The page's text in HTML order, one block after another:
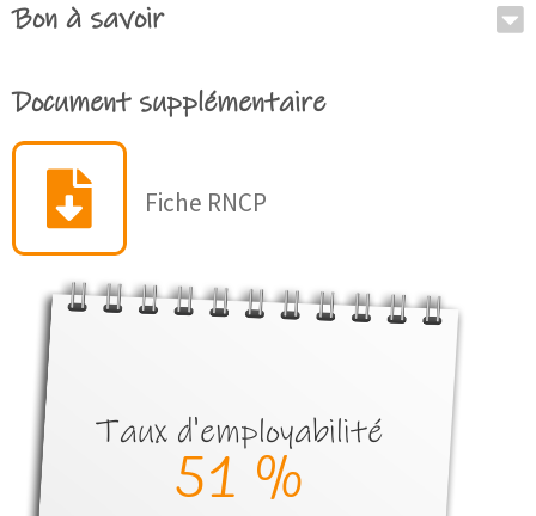
Bon à savoir
Document supplémentaire
Fiche RNCP
Taux d'employabilité
52 %